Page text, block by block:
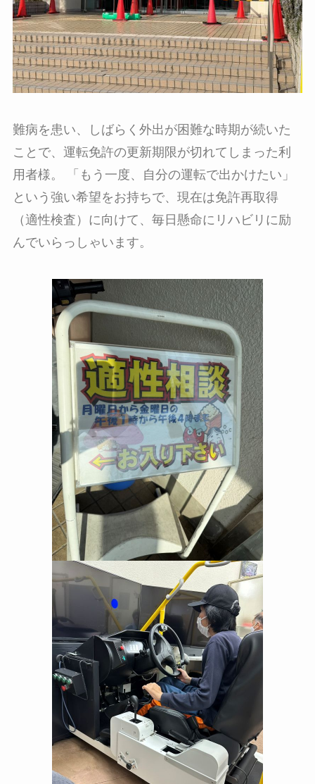
難病を患い、しばらく外出が困難な時期が続いた
ことで、運転免許の更新期限が切れてしまった利
用者様。 「もう一度、自分の運転で出かけたい」
という強い希望をお持ちで、現在は免許再取得
（適性検査）に向けて、毎日懸命にリハビリに励
んでいらっしゃいます。